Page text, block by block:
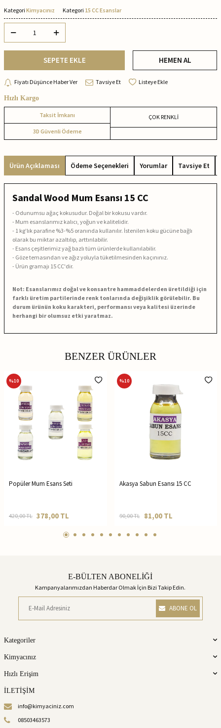
Kategori Kimyacınız Kategori 15 CC Esanslar
SEPETE EKLE HEMEN AL
Fiyatı Düşünce Haber Ver Tavsiye Et Listeye Ekle
Hızlı Kargo
Taksit İmkanı
3D Güvenli Ödeme
ÇOK RENKLİ
Ürün Açıklaması Ödeme Seçenekleri Yorumlar Tavsiye Et
Sandal Wood Mum Esansı 15 CC
- Odunumsu ağaç kokusudur. Doğal bir kokusu vardır.
- Mum esanslarımız kalıcı, yoğun ve kalitelidir.
- 1 kg’lık parafine %3-%5 oranında kullanılır. İstenilen koku gücüne bağlı
olarak bu miktar azaltılıp, arttırılabilir.
- Esans çeşitlerimiz yağ bazlı tüm ürünlerde kullanılabilir.
- Göze temasından ve ağız yoluyla tüketilmesinden kaçınınız.
- Ürün gramajı 15 CC'dir.
Not: Esanslarımız doğal ve konsantre hammaddelerden üretildiği için
farklı üretim partilerinde renk tonlarında değişiklik görülebilir. Bu
durum ürünün koku karakteri, performansı veya kalitesi üzerinde
herhangi bir olumsuz etki yaratmaz.
BENZER ÜRÜNLER
%10
Popüler Mum Esans Seti
420,00TL 378,00 TL
%10
Akasya Sabun Esansı 15 CC
90,00TL 81,00TL
E-BÜLTEN ABONELİĞİ
Kampanyalarımızdan Haberdar Olmak İçin Bizi Takip Edin.
ABONE OL
Kategoriler
Kimyacınız
Hızlı Erişim
İLETİŞİM
info@kimyaciniz.com
08503463573